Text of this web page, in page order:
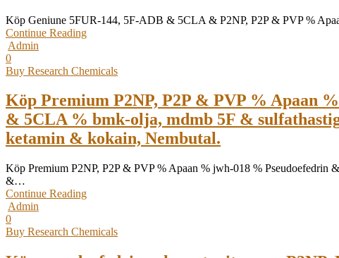
Köp Geniune 5FUR-144, 5F-ADB & 5CLA & P2NP, P2P & PVP %
Continue Reading
Admin
0
Buy Research Chemicals
Köp Premium P2NP, P2P & PVP % Apaan
& 5CLA % bmk-olja, mdmb 5F &
ketamin & kokain, Nembutal.
Köp Premium P2NP, P2P & PVP % Apaan % jwh-018 %
&…
Continue Reading
Admin
0
Buy Research Chemicals